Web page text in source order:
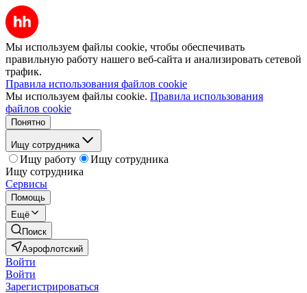
Мы используем файлы cookie, чтобы обеспечивать
правильную работу нашего веб-сайта и анализировать сетевой
трафик.
Правила использования файлов cookie
Мы используем файлы cookie. Правила использования
файлов cookie
Понятно
Ищу сотрудника
Ищу работу
Ищу сотрудника
Ищу сотрудника
Сервисы
Помощь
Ещё
Поиск
Аэрофлотский
Войти
Войти
Зарегистрироваться